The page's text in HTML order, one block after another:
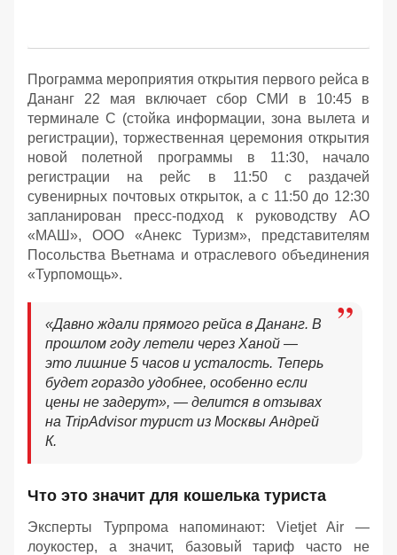
Программа мероприятия открытия первого рейса в
Дананг 22 мая включает сбор СМИ в 10:45 в
терминале С (стойка информации, зона вылета и
регистрации), торжественная церемония открытия
новой полетной программы в 11:30, начало
регистрации на рейс в 11:50 с раздачей
сувенирных почтовых открыток, а с 11:50 до 12:30
запланирован пресс-подход к руководству АО
«МАШ», ООО «Анекс Туризм», представителям
Посольства Вьетнама и отраслевого объединения
«Турпомощь».
«Давно ждали прямого рейса в Дананг. В
прошлом году летели через Ханой —
это лишние 5 часов и усталость. Теперь
будет гораздо удобнее, особенно если
цены не задерут», — делится в отзывах
на TripAdvisor турист из Москвы Андрей
К.
Что это значит для кошелька туриста
Эксперты Турпрома напоминают: Vietjet Air —
лоукостер, а значит, базовый тариф часто не